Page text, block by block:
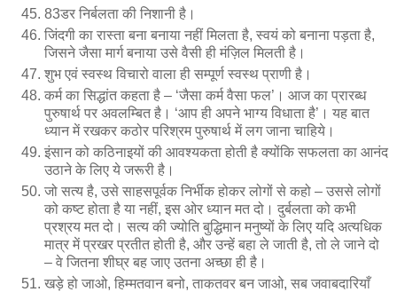
83डर निर्बलता की निशानी है।
जिंदगी का रास्ता बना बनाया नहीं मिलता है, स्वयं को बनाना पड़ता है,
जिसने जैसा मार्ग बनाया उसे वैसी ही मंज़िल मिलती है।
शुभ एवं स्वस्थ विचारो वाला ही सम्पूर्ण स्वस्थ प्राणी है।
कर्म का सिद्धांत कहता है – ‘जैसा कर्म वैसा फल’। आज का प्रारब्ध
पुरुषार्थ पर अवलम्बित है। ‘आप ही अपने भाग्य विधाता है’। यह बात
ध्यान में रखकर कठोर परिश्रम पुरुषार्थ में लग जाना चाहिये।
इंसान को कठिनाइयों की आवश्यकता होती है क्योंकि सफलता का आनंद
उठाने के लिए ये जरूरी है।
जो सत्य है, उसे साहसपूर्वक निर्भीक होकर लोगों से कहो – उससे लोगों
को कष्ट होता है या नहीं, इस ओर ध्यान मत दो। दुर्बलता को कभी
प्रश्रय मत दो। सत्य की ज्योति बुद्धिमान मनुष्यों के लिए यदि अत्यधिक
मात्र में प्रखर प्रतीत होती है, और उन्हें बहा ले जाती है, तो ले जाने दो
– वे जितना शीघ्र बह जाए उतना अच्छा ही है।
खड़े हो जाओ, हिम्मतवान बनो, ताकतवर बन जाओ, सब जवाबदारियाँ